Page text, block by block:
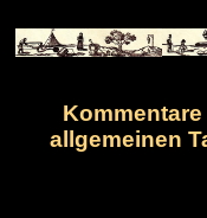
allgemeinen